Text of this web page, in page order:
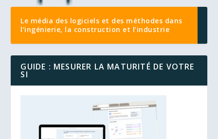
Le média des logiciels et des méthodes dans
l’ingénierie, la construction et l’industrie
GUIDE : MESURER LA MATURITÉ DE VOTRE
SI